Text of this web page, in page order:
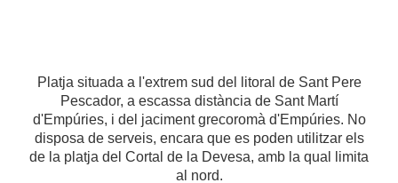
Platja situada a l'extrem sud del litoral de Sant Pere
Pescador, a escassa distància de Sant Martí
d'Empúries, i del jaciment grecoromà d'Empúries. No
disposa de serveis, encara que es poden utilitzar els
de la platja del Cortal de la Devesa, amb la qual limita
al nord.